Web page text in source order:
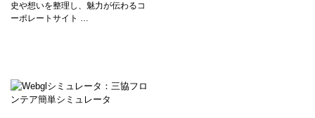
史や想いを整理し、魅力が伝わるコ
ーポレートサイト …